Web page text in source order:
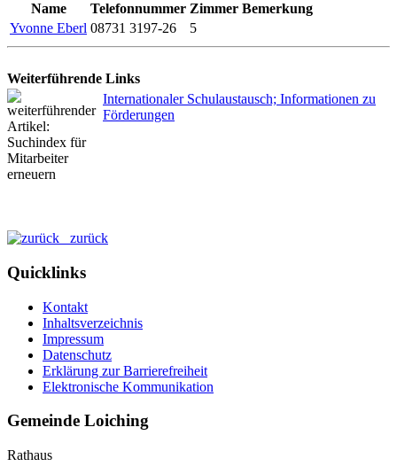
Name Telefonnummer Zimmer Bemerkung
Yvonne Eberl 08731 3197-26 5
Weiterführende Links
Internationaler Schulaustausch; Informationen zu
Förderungen
zurück
Quicklinks
Kontakt
Inhaltsverzeichnis
Impressum
Datenschutz
Erklärung zur Barrierefreiheit
Elektronische Kommunikation
Gemeinde Loiching
Rathaus